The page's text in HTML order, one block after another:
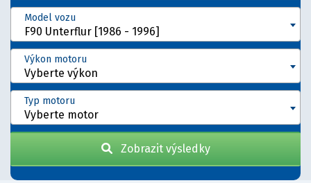
F90 Unterflur [1986 - 1996]
Model vozu
Vyberte výkon
Výkon motoru
Vyberte motor
Typ motoru
Zobrazit výsledky